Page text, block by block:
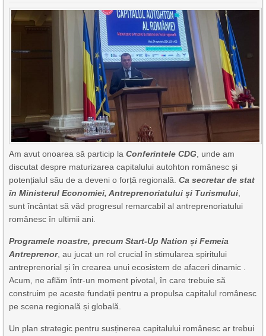
Am avut onoarea să particip laConferintele CDG , unde am
discutat despre maturizarea capitalului autohton românesc și
potențialul său de a deveni o forță regională.Ca secretar de stat
în Ministerul Economiei, Antreprenoriatului și Turismului
sunt încântat să văd progresul remarcabil al antreprenoriatului
românesc în ultimii ani.
Programele noastre, precum Start-Up Nation și Femeia
Antreprenor, au jucat un rol crucial în stimularea spiritului
antreprenorial și în crearea unui ecosistem de afaceri dinamic .
Acum, ne aflăm într-un moment pivotal, în care trebuie să
construim pe aceste fundații pentru a propulsa capitalul românesc
pe scena regională și globală.
Un plan strategic pentru susținerea capitalului românesc ar trebui